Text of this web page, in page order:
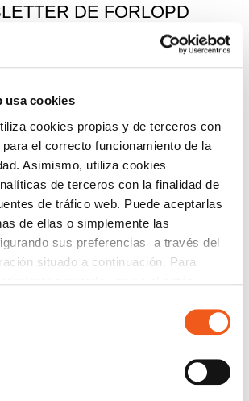
usa cookies
cookies propias y de terceros con
el correcto funcionamiento de la
Asimismo, utiliza cookies
de terceros con la finalidad de
de tráfico web. Puede aceptarlas
de ellas o simplemente las
sus preferencias a través del
situado a continuación. Para
política de cookies
política de cookies
DE FORLOPD
Protección de Datos,
,Planes de Igualdad,Prevención del
yRegistro Retributivo
pueden afectar a tu empresa o entidad.
para confirmar la suscripción
en protección de datos.-De
DE DATOS S.L. tratará
con la finalidad de enviar un boletín